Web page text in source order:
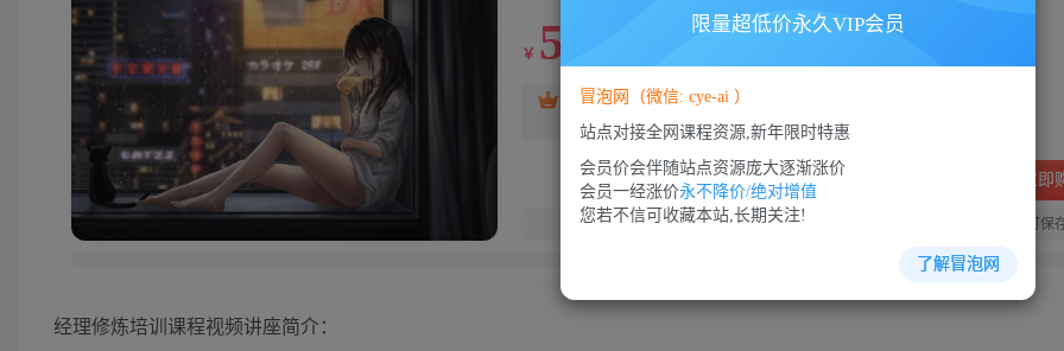
￥ 5
VIP会员 免费 SVIP会员
免费
立即
您当前未登录！建议登陆后购买，可保
经理修炼培训课程视频讲座简介：
限量超低价永久VIP会员
冒泡网（微信: cye-ai ）
站点对接全网课程资源,新年限时特惠
会员价会伴随站点资源庞大逐渐涨价
会员一经涨价永不降价/绝对增值
您若不信可收藏本站,长期关注!
了解冒泡网